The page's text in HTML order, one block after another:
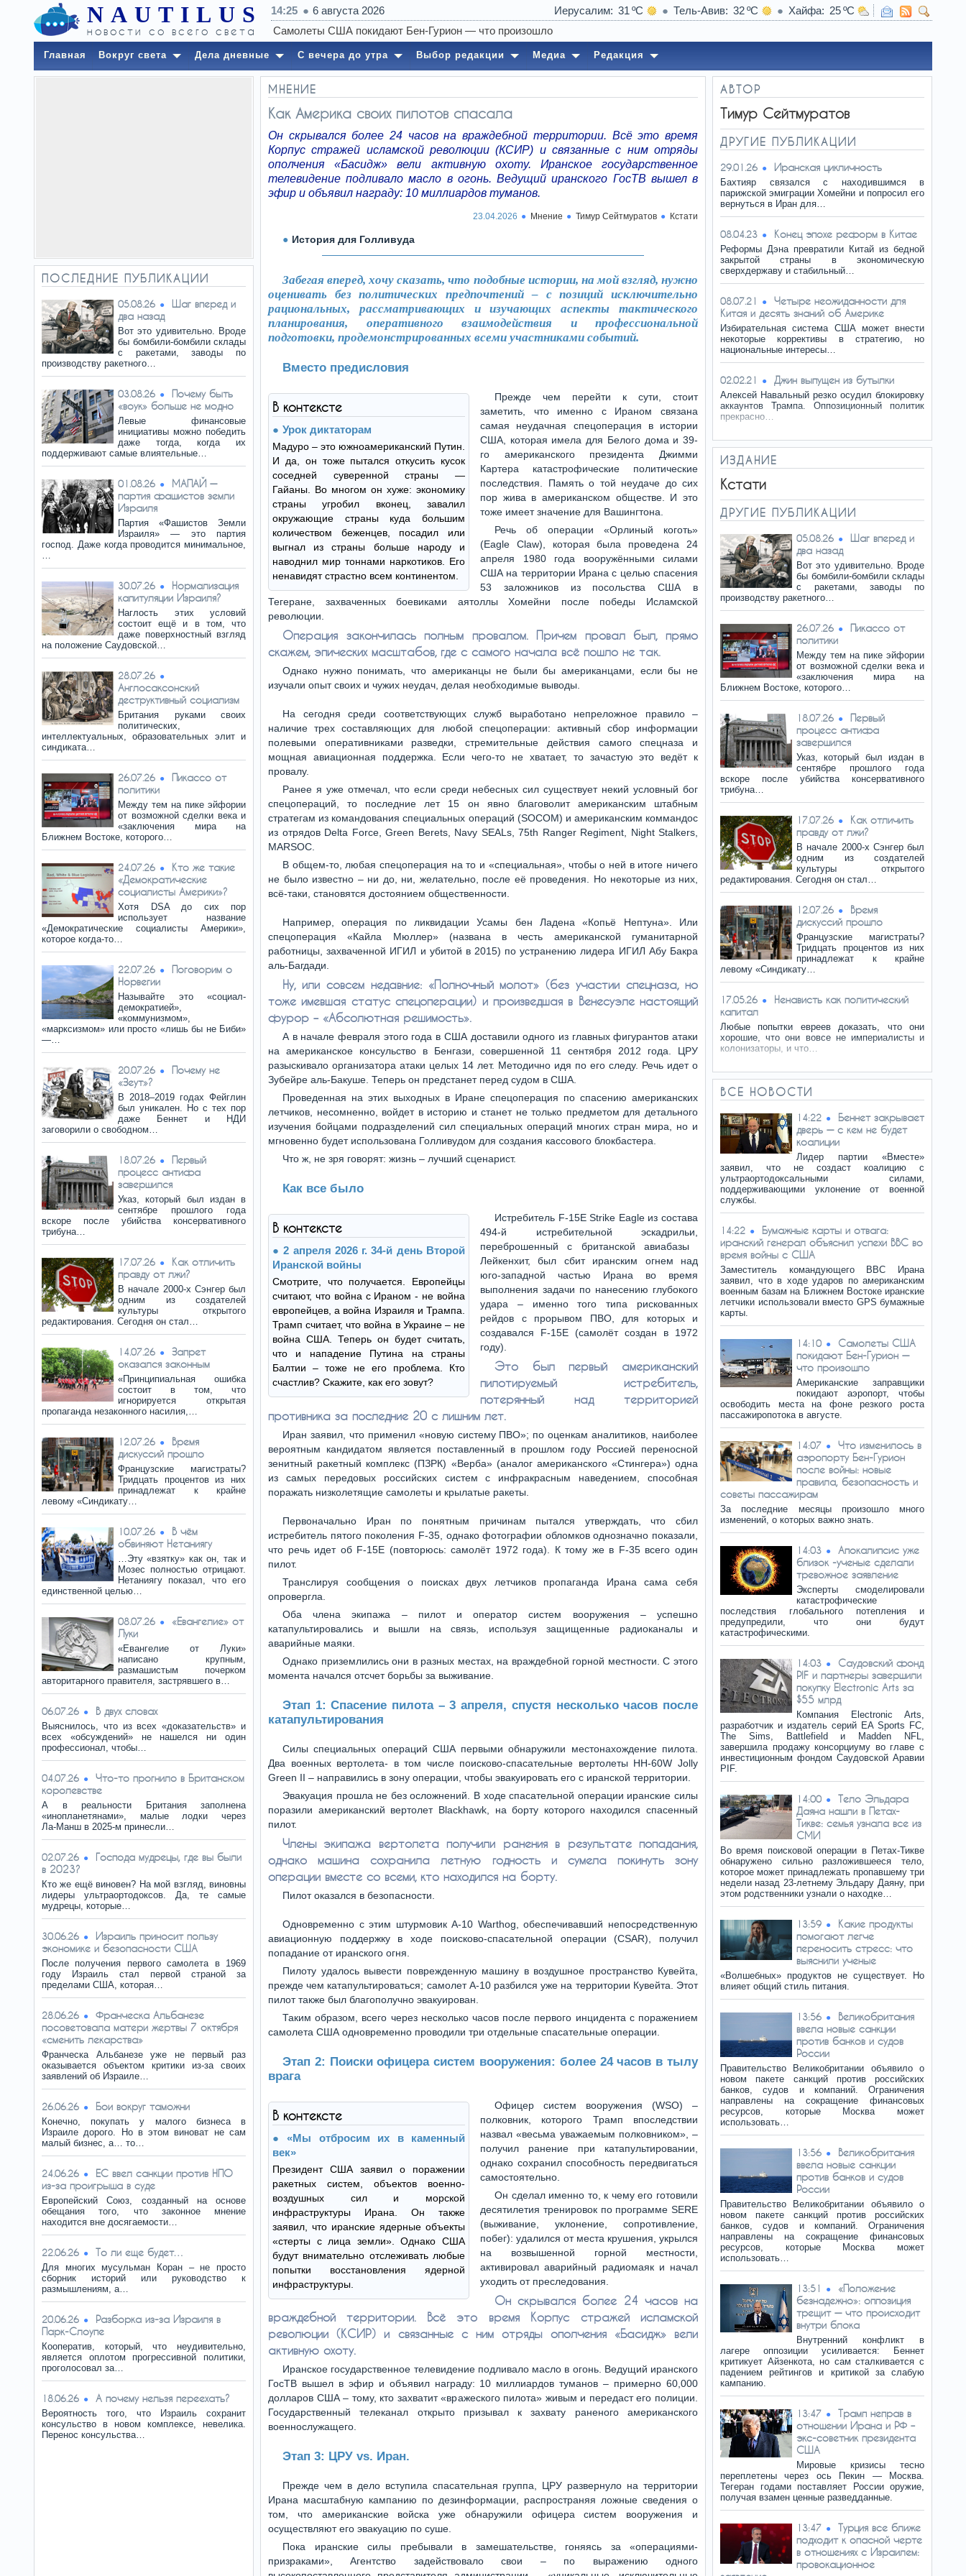
NAUTILUS
новости со всего света
14:25 6 августа 2026 Иерусалим 31 Тель-Авив 32 Хайфа
25
Главная Вокруг света Дела дневные С вечера до утра Выбор редакции Медиа Редакция
ПОСЛЕДНИЕ ПУБЛИКАЦИИ
05.08.26
Шаг вперед и
два назад
Вот это удивительно. Вроде
бы бомбили-бомбили склады
с ракетами, заводы по
производству ракетного…
03.08.26
Почему быть
«воук» больше не модно
Левые финансовые
инициативы можно победить
даже тогда, когда их
поддерживают самые влиятельные…
01.08.26
МАПАЙ —
партия фашистов земли
Израиля
Партия «Фашистов Земли
Израиля» — это партия
господ. Даже когда проводится минимальное,
…
30.07.26
Нормализация
капитуляции Израиля?
Наглость этих условий
состоит ещё и в том, что
даже поверхностный взгляд
на положение Саудовской…
28.07.26
Англосаксонский
деструктивный социализм
Британия руками своих
политических,
интеллектуальных, образовательных элит и
синдиката…
26.07.26
Пикассо от
политики
Между тем на пике эйфории
от возможной сделки века и
«заключения мира на
Ближнем Востоке, которого…
24.07.26
Кто же такие
«Демократические
социалисты Америки»?
Хотя DSA до сих пор
использует название
«Демократические социалисты Америки»,
которое когда-то…
22.07.26
Поговорим о
Норвегии
Называйте это «социал-
демократией»,
«коммунизмом»,
«марксизмом» или просто «лишь бы не Биби»
—…
20.07.26
Почему не
«Зеут»?
В 2018–2019 годах Фейглин
был уникален. Но с тех пор
даже Беннет и НДИ
заговорили о свободном…
18.07.26
Первый
процесс антифа
завершился
Указ, который был издан в
сентябре прошлого года
вскоре после убийства консервативного
трибуна…
17.07.26
Как отличить
правду от лжи?
В начале 2000-х Сэнгер был
одним из создателей
культуры открытого
редактирования. Сегодня он стал…
14.07.26
Запрет
оказался законным
«Принципиальная ошибка
состоит в том, что
игнорируется открытая
пропаганда незаконного насилия,…
12.07.26
Время
дискуссий прошло
Французские магистраты?
Тридцать процентов из них
принадлежат к крайне
левому «Синдикату…
10.07.26
В чём
обвиняют Нетаниягу
…Эту «взятку» как он, так и
Мозес полностью отрицают.
Нетаниягу показал, что его
единственной целью…
08.07.26
«Евангелие» от
Луки
«Евангелие от Луки»
написано крупным,
размашистым почерком
авторитарного правителя, застрявшего в…
06.07.26 В двух словах
Выяснилось, что из всех «доказательств» и
всех «обсуждений» не нашелся ни один
профессионал, чтобы…
04.07.26
Что-то прогнило в Британском
королевстве
А в реальности Британия заполнена
«инопланетянами», малые лодки через
Ла‑Манш в 2025‑м принесли…
02.07.26
Господа мудрецы, где вы были
в 2023?
Кто же ещё виновен? На мой взгляд, виновны
лидеры ультраортодоксов. Да, те самые
мудрецы, которые…
30.06.26
Израиль приносит пользу
экономике и безопасности США
После получения первого самолета в 1969
году Израиль стал первой страной за
пределами США, которая…
28.06.26
Франческа Альбанезе
посоветовала матери жертвы 7 октября
«сменить лекарства»
Франческа Альбанезе уже не первый раз
оказывается объектом критики из-за своих
заявлений об Израиле…
26.06.26 Бои вокруг таможни
Конечно, покупать у малого бизнеса в
Израиле дорого. Но в этом виноват не сам
малый бизнес, а… то…
24.06.26
ЕС ввел санкции против НПО
из-за проигрыша в суде
Европейский Союз, созданный на основе
обещания того, что законное мнение
находится вне досягаемости…
22.06.26 То ли еще будет…
Для многих мусульман Коран – не просто
сборник историй или руководство к
размышлениям, а…
20.06.26
Разборка из-за Израиля в
Парк-Слоупе
Кооператив, который, что неудивительно,
является оплотом прогрессивной политики,
проголосовал за…
18.06.26 А почему нельзя переехать?
Вероятность того, что Израиль сохранит
консульство в новом комплексе, невелика.
Перенос консульства…
МНЕНИЕ
Как Америка своих пилотов спасала
Он скрывался более 24 часов на враждебной территории. Всё это время
Корпус стражей исламской революции (КСИР) и связанные с ним отряды
ополчения «Басидж» вели активную охоту. Иранское государственное
телевидение подливало масло в огонь. Ведущий иранского ГосТВ вышел в
эфир и объявил награду: 10 миллиардов туманов.
23.04.2026 Мнение Тимур Сейтмуратов Кстати
История для Голливуда
Забегая вперед, хочу сказать, что подобные истории, на мой взгляд, нужно
оценивать без политических предпочтений – с позиций исключительно
рациональных, рассматривающих и изучающих аспекты тактического
планирования, оперативного взаимодействия и профессиональной
подготовки, продемонстрированных всеми участниками событий.
Вместо предисловия
В контексте
Урок диктаторам
Мадуро – это южноамериканский Путин.
И да, он тоже пытался откусить кусок
соседней суверенной страны —
Гайаны. Во многом он хуже: экономику
страны угробил вконец, завалил
окружающие страны куда большим
количеством беженцев, посадил или
выгнал из страны больше народу и
наводнил мир тоннами наркотиков. Его
ненавидят страстно всем континентом.
Прежде чем перейти к сути, стоит
заметить, что именно с Ираном связана
самая неудачная спецоперация в истории
США, которая имела для Белого дома и 39-
го американского президента Джимми
Картера катастрофические политические
последствия. Память о той неудаче до сих
пор жива в американском обществе. И это
тоже имеет значение для Вашингтона.
Речь об операции «Орлиный коготь»
(Eagle Claw), которая была проведена 24
апреля 1980 года вооружёнными силами
США на территории Ирана с целью спасения
53 заложников из посольства США в
Тегеране, захваченных боевиками аятоллы Хомейни после победы Исламской
революции.
Операция закончилась полным провалом. Причем провал был, прямо
скажем, эпических масштабов, где с самого начала всё пошло не так.
Однако нужно понимать, что американцы не были бы американцами, если бы не
изучали опыт своих и чужих неудач, делая необходимые выводы.
На сегодня среди соответствующих служб выработано непреложное правило –
наличие трех составляющих для любой спецоперации: активный сбор информации
полевыми оперативниками разведки, стремительные действия самого спецназа и
мощная авиационная поддержка. Если чего-то не хватает, то зачастую это ведёт к
провалу.
Ранее я уже отмечал, что если среди небесных сил существует некий условный бог
спецопераций, то последние лет 15 он явно благоволит американским штабным
стратегам из командования специальных операций (SOCOM) и американским коммандос
из отрядов Delta Force, Green Berets, Navy SEALs, 75th Ranger Regiment, Night Stalkers,
MARSOC.
В общем-то, любая спецоперация на то и «специальная», чтобы о ней в итоге ничего
не было известно – ни до, ни, желательно, после её проведения. Но некоторые из них,
всё-таки, становятся достоянием общественности.
Например, операция по ликвидации Усамы бен Ладена «Копьё Нептуна». Или
спецоперация «Кайла Мюллер» (названа в честь американской гуманитарной
работницы, захваченной ИГИЛ и убитой в 2015) по устранению лидера ИГИЛ Абу Бакра
аль-Багдади.
Ну, или совсем недавние: «Полночный молот» (без участии спецназа, но
тоже имевшая статус спецоперации) и произведшая в Венесуэле настоящий
фурор – «Абсолютная решимость».
А в начале февраля этого года в США доставили одного из главных фигурантов атаки
на американское консульство в Бенгази, совершенной 11 сентября 2012 года. ЦРУ
разыскивало организатора атаки целых 14 лет. Методично идя по его следу. Речь идет о
Зубейре аль-Бакуше. Теперь он предстанет перед судом в США.
Проведенная на этих выходных в Иране спецоперация по спасению американских
летчиков, несомненно, войдет в историю и станет не только предметом для детального
изучения бойцами подразделений сил специальных операций многих стран мира, но и
мгновенно будет использована Голливудом для создания кассового блокбастера.
Что ж, не зря говорят: жизнь – лучший сценарист.
Как все было
В контексте
2 апреля 2026 г. 34-й день Второй
Иранской войны
Смотрите, что получается. Европейцы
считают, что война с Ираном - не война
европейцев, а война Израиля и Трампа.
Трамп считает, что война в Украине – не
война США. Теперь он будет считать,
что и нападение Путина на страны
Балтии – тоже не его проблема. Кто
счастлив? Скажите, как его зовут?
Истребитель F-15E Strike Eagle из состава
494-й истребительной эскадрильи,
переброшенный с британской авиабазы ​​
Лейкенхит, был сбит иранским огнем над
юго-западной частью Ирана во время
выполнения задачи по нанесению глубокого
удара – именно того типа рискованных
рейдов с прорывом ПВО, для которых и
создавался F-15E (самолёт создан в 1972
году).
Это был первый американский
пилотируемый истребитель,
потерянный над территорией
противника за последние 20 с лишним лет.
Иран заявил, что применил «новую систему ПВО»; по оценкам аналитиков, наиболее
вероятным кандидатом является поставленный в прошлом году Россией переносной
зенитный ракетный комплекс (ПЗРК) «Верба» (аналог американского «Стингера») одна
из самых передовых российских систем с инфракрасным наведением, способная
поражать низколетящие самолеты и крылатые ракеты.
Первоначально Иран по понятным причинам пытался утверждать, что сбил
истребитель пятого поколения F-35, однако фотографии обломков однозначно показали,
что речь идет об F-15E (повторюсь: самолёт 1972 года). К тому же в F-35 всего один
пилот.
Транслируя сообщения о поисках двух летчиков пропаганда Ирана сама себя
опровергла.
Оба члена экипажа – пилот и оператор систем вооружения – успешно
катапультировались и вышли на связь, используя защищенные радиоканалы и
аварийные маяки.
Однако приземлились они в разных местах, на враждебной горной местности. С этого
момента начался отсчет борьбы за выживание.
Этап 1: Спасение пилота – 3 апреля, спустя несколько часов после
катапультирования
Силы специальных операций США первыми обнаружили местонахождение пилота.
Два военных вертолета- в том числе поисково-спасательные вертолеты HH-60W Jolly
Green II – направились в зону операции, чтобы эвакуировать его с иранской территории.
Эвакуация прошла не без осложнений. В ходе спасательной операции иранские силы
поразили американский вертолет Blackhawk, на борту которого находился спасенный
пилот.
Члены экипажа вертолета получили ранения в результате попадания,
однако машина сохранила летную годность и сумела покинуть зону
операции вместе со всеми, кто находился на борту.
Пилот оказался в безопасности.
Одновременно с этим штурмовик A-10 Warthog, обеспечивавший непосредственную
авиационную поддержку в ходе поисково-спасательной операции (CSAR), получил
попадание от иранского огня.
Пилоту удалось вывести поврежденную машину в воздушное пространство Кувейта,
прежде чем катапультироваться; самолет A-10 разбился уже на территории Кувейта. Этот
пилот также был благополучно эвакуирован.
Таким образом, всего через несколько часов после первого инцидента с поражением
самолета США одновременно проводили три отдельные спасательные операции.
Этап 2: Поиски офицера систем вооружения: более 24 часов в тылу
врага
В контексте
«Мы отбросим их в каменный
век»
Президент США заявил о поражении
ракетных систем, объектов военно-
воздушных сил и морской
инфраструктуры Ирана. Он также
заявил, что иранские ядерные объекты
«стерты с лица земли». Однако США
будут внимательно отслеживать любые
попытки восстановления ядерной
инфраструктуры.
Офицер систем вооружения (WSO) –
полковник, которого Трамп впоследствии
назвал «весьма уважаемым полковником», –
получил ранение при катапультировании,
однако сохранил способность передвигаться
самостоятельно.
Он сделал именно то, к чему его готовили
десятилетия тренировок по программе SERE
(выживание, уклонение, сопротивление,
побег): удалился от места крушения, укрылся
на возвышенной горной местности,
активировал аварийный радиомаяк и начал
уходить от преследования.
Он скрывался более 24 часов на
враждебной территории. Всё это время Корпус стражей исламской
революции (КСИР) и связанные с ним отряды ополчения «Басидж» вели
активную охоту.
Иранское государственное телевидение подливало масло в огонь. Ведущий иранского
ГосТВ вышел в эфир и объявил награду: 10 миллиардов туманов – примерно 60,000
долларов США – тому, кто захватит «вражеского пилота» живым и передаст его полиции.
Государственный телеканал открыто призывал к захвату раненого американского
военнослужащего.
Этап 3: ЦРУ vs. Иран.
Прежде чем в дело вступила спасательная группа, ЦРУ развернуло на территории
Ирана масштабную кампанию по дезинформации, распространяя ложные сведения о
том, что американские войска уже обнаружили офицера систем вооружения и
осуществляют его эвакуацию по суше.
Пока иранские силы пребывали в замешательстве, гоняясь за «операциями-
призраками», Агентство задействовало свои – по выражению одного
АВТОР
Тимур Сейтмуратов
ДРУГИЕ ПУБЛИКАЦИИ
29.01.26 Иранская цикличность
Бахтияр связался с находившимся в
парижской эмиграции Хомейни и попросил его
вернуться в Иран для…
08.04.23 Конец эпохе реформ в Китае
Реформы Дэна превратили Китай из бедной
закрытой страны в экономическую
сверхдержаву и стабильный…
08.07.21
Четыре неожиданности для
Китая и десять знаний об Америке
Избирательная система США может внести
некоторые коррективы в стратегию, но
национальные интересы…
02.02.21 Джин выпущен из бутылки
Алексей Навальный резко осудил блокировку
аккаунтов Трампа. Оппозиционный политик
прекрасно…
ИЗДАНИЕ
Кстати
ДРУГИЕ ПУБЛИКАЦИИ
05.08.26
Шаг вперед и
два назад
Вот это удивительно. Вроде
бы бомбили-бомбили склады
с ракетами, заводы по
производству ракетного…
26.07.26
Пикассо от
политики
Между тем на пике эйфории
от возможной сделки века и
«заключения мира на
Ближнем Востоке, которого…
18.07.26
Первый
процесс антифа
завершился
Указ, который был издан в
сентябре прошлого года
вскоре после убийства консервативного
трибуна…
17.07.26
Как отличить
правду от лжи?
В начале 2000-х Сэнгер был
одним из создателей
культуры открытого
редактирования. Сегодня он стал…
12.07.26
Время
дискуссий прошло
Французские магистраты?
Тридцать процентов из них
принадлежат к крайне
левому «Синдикату…
17.05.26
Ненависть как политический
капитал
Любые попытки евреев доказать, что они
хорошие, что они вовсе не империалисты и
колонизаторы, и что…
ВСЕ НОВОСТИ
14:22
Беннет закрывает
дверь — с кем не будет
коалиции
Лидер партии «Вместе»
заявил, что не создаст коалицию с
ультраортодоксальными силами,
поддерживающими уклонение от военной
службы.
14:22
Бумажные карты и отвага:
иранский генерал объяснил успехи ВВС во
время войны с США
Заместитель командующего ВВС Ирана
заявил, что в ходе ударов по американским
военным базам на Ближнем Востоке иранские
летчики использовали вместо GPS бумажные
карты.
14:10
Самолеты США
покидают Бен-Гурион —
что произошло
Американские заправщики
покидают аэропорт, чтобы
освободить места на фоне резкого роста
пассажиропотока в августе.
14:07
Что изменилось в
аэропорту Бен-Гурион
после войны: новые
правила, безопасность и
советы пассажирам
За последние месяцы произошло много
изменений, о которых важно знать.
14:03
Апокалипсис уже
близок -ученые сделали
тревожное заявление
Эксперты смоделировали
катастрофические
последствия глобального потепления и
предупредили, что они будут
катастрофическими.
14:03
Саудовский фонд
PIF и партнеры завершили
покупку Electronic Arts за
$55 млрд
Компания Electronic Arts,
разработчик и издатель серий EA Sports FC,
The Sims, Battlefield и Madden NFL,
завершила продажу консорциуму во главе с
инвестиционным фондом Саудовской Аравии
PIF.
14:00
Тело Эльдара
Даяна нашли в Петах-
Тикве: семья узнала все из
СМИ
Во время поисковой операции в Петах-Тикве
обнаружено сильно разложившееся тело,
которое может принадлежать пропавшему три
недели назад 23-летнему Эльдару Даяну, при
этом родственники узнали о находке…
13:59
Какие продукты
помогают легче
переносить стресс: что
выяснили ученые
«Волшебных» продуктов не существует. Но
влияет общий стиль питания.
13:56
Великобритания
ввела новые санкции
против банков и судов
России
Правительство Великобритании объявило о
новом пакете санкций против российских
банков, судов и компаний. Ограничения
направлены на сокращение финансовых
ресурсов, которые Москва может
использовать…
13:56
Великобритания
ввела новые санкции
против банков и судов
России
Правительство Великобритании объявило о
новом пакете санкций против российских
банков, судов и компаний. Ограничения
направлены на сокращение финансовых
ресурсов, которые Москва может
использовать…
13:51
«Положение
безнадежно»: оппозиция
трещит — что происходит
внутри блока
Внутренний конфликт в
лагере оппозиции усиливается: Беннет
критикует Айзенкота, но сам сталкивается с
падением рейтингов и критикой за слабую
кампанию.
13:47
Трамп неправ в
отношении Ирана и РФ –
экс-советник президента
США
Мировые кризисы тесно
переплетены через ось Пекин — Москва.
Тегеран годами поставляет России оружие,
получая взамен ценные разведданные.
13:47
Турция все ближе
подходит к опасной черте
в отношениях с Израилем:
провокационное